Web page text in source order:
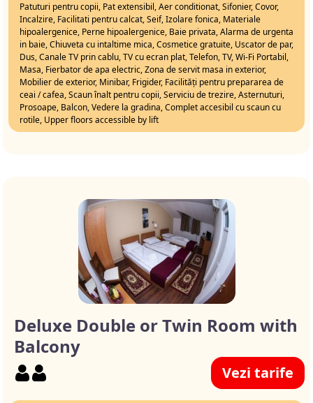
Patuturi pentru copii, Pat extensibil, Aer conditionat, Sifonier, Covor,
Incalzire, Facilitati pentru calcat, Seif, Izolare fonica, Materiale
hipoalergenice, Perne hipoalergenice, Baie privata, Alarma de urgenta
in baie, Chiuveta cu intaltime mica, Cosmetice gratuite, Uscator de par,
Dus, Canale TV prin cablu, TV cu ecran plat, Telefon, TV, Wi-Fi Portabil,
Masa, Fierbator de apa electric, Zona de servit masa in exterior,
Mobilier de exterior, Minibar, Frigider, Facilități pentru prepararea de
ceai / cafea, Scaun înalt pentru copii, Serviciu de trezire, Asternuturi,
Prosoape, Balcon, Vedere la gradina, Complet accesibil cu scaun cu
rotile, Upper floors accessible by lift
Deluxe Double or Twin Room with
Balcony
Vezi tarife